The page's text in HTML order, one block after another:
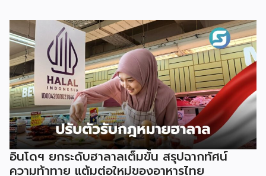
สิ้นเชิง สิ่งนี้กำลังเป็นเทรนด์ที่พฤติกรรมผู้บริโภคได้
เปลี่ยนแปลงไปจากเดิม ด้วยความสะดวกสบายของเทคโนโลยี
ทำให้มีช่องทางการซื้อสินค้าผ่านออนไลน์เข้ามาเป็นตัวเลือกในการ
สั่งซื้อสินค้าในยุคปัจจุบัน โดยตลาดอีคอมเมิร์ซไทยปี 2569 คาด
ว่าจะมีมูลค่าราว 1.15 ล้านล้านบาท เติบโตประมาณ 7% จากปี
ก่อนหน้า และคิดเป็นสัดส่วนใกล้ 30% ของตลาดค้าปลีกทั้งหมด
ตัวเลขนี้สะท้อนว่าการซื้อของออนไลน์ไม่ใช่ทางเลือกรองอีกต่อ
ไป แต่กลายเป็นพฤติกรรมหลักของผู้บริโภคไทย ผลลัพธ์คือ
“จุดรับ-ส่งพัสดุ” กลายเป็นโครงสร้างพื้นฐานเล็กๆ ที่แทรกอยู่ใน
ทุกชุมชน และเป็นธุรกิจที่ความต้องการวิ่งตามหลังพฤติกรรมผู้
บริโภคแบบไม่มีทีท่าจะหยุด จุดที่ทำให้ธุรกิจนี้ต่างจากธุรกิจ
SME อื่น คือมันไม่จำเป็นต้อง “ทิ้งงานประจำ” มาทำเต็มตัว
อินโดฯ ยกระดับฮาลาลเต็มขั้น สรุปฉากทัศน์
ความท้าทาย แต้มต่อใหม่ของอาหารไทย